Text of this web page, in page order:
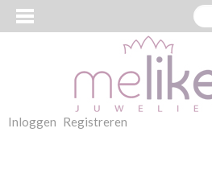
Inloggen Registreren